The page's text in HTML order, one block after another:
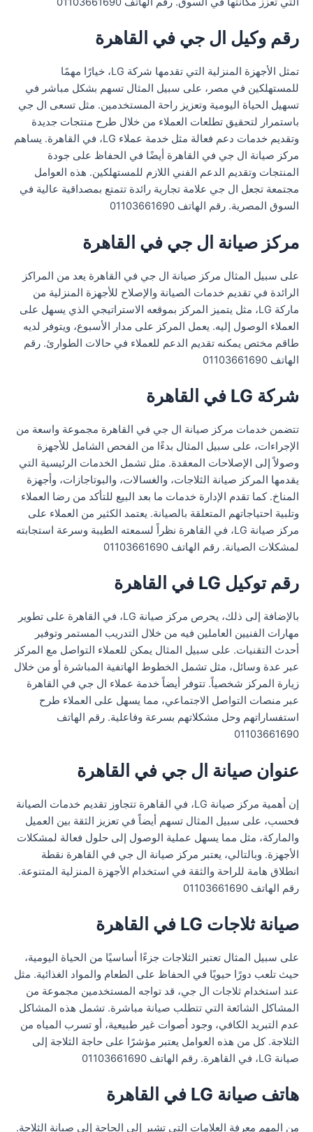
رقم وكيل ال جي في القاهرة
تمثل الأجهزة المنزلية التي تقدمها شركة LG، خيارًا مهمًا
للمستهلكين في مصر، على سبيل المثال تسهم بشكل مباشر في
تسهيل الحياة اليومية وتعزيز راحة المستخدمين. مثل تسعى ال جي
باستمرار لتحقيق تطلعات العملاء من خلال طرح منتجات جديدة
وتقديم خدمات دعم فعالة مثل خدمة عملاء LG، في القاهرة. يساهم
مركز صيانة ال جي في القاهرة أيضًا في الحفاظ على جودة
المنتجات وتقديم الدعم الفني اللازم للمستهلكين. هذه العوامل
مجتمعة تجعل ال جي علامة تجارية رائدة تتمتع بمصداقية عالية في
السوق المصرية. رقم الهاتف 01103661690
مركز صيانة ال جي في القاهرة
على سبيل المثال مركز صيانة ال جي في القاهرة يعد من المراكز
الرائدة في تقديم خدمات الصيانة والإصلاح للأجهزة المنزلية من
ماركة LG، مثل يتميز المركز بموقعه الاستراتيجي الذي يسهل على
العملاء الوصول إليه. يعمل المركز على مدار الأسبوع، ويتوفر لديه
طاقم مختص يمكنه تقديم الدعم للعملاء في حالات الطوارئ. رقم
الهاتف 01103661690
شركة LG في القاهرة
تتضمن خدمات مركز صيانة ال جي في القاهرة مجموعة واسعة من
الإجراءات، على سبيل المثال بدءًا من الفحص الشامل للأجهزة
وصولاً إلى الإصلاحات المعقدة. مثل تشمل الخدمات الرئيسية التي
يقدمها المركز صيانة الثلاجات، والغسالات، والبوتاجازات، وأجهزة
المناخ. كما تقدم الإدارة خدمات ما بعد البيع للتأكد من رضا العملاء
وتلبية احتياجاتهم المتعلقة بالصيانة. يعتمد الكثير من العملاء على
مركز صيانة LG، في القاهرة نظراً لسمعته الطيبة وسرعة استجابته
لمشكلات الصيانة. رقم الهاتف 01103661690
رقم توكيل LG في القاهرة
بالإضافة إلى ذلك، يحرص مركز صيانة LG، في القاهرة على تطوير
مهارات الفنيين العاملين فيه من خلال التدريب المستمر وتوفير
أحدث التقنيات. على سبيل المثال يمكن للعملاء التواصل مع المركز
عبر عدة وسائل، مثل تشمل الخطوط الهاتفية المباشرة أو من خلال
زيارة المركز شخصياً. تتوفر أيضاً خدمة عملاء ال جي في القاهرة
عبر منصات التواصل الاجتماعي، مما يسهل على العملاء طرح
استفساراتهم وحل مشكلاتهم بسرعة وفاعلية. رقم الهاتف
01103661690
عنوان صيانة ال جي في القاهرة
إن أهمية مركز صيانة LG، في القاهرة تتجاوز تقديم خدمات الصيانة
فحسب، على سبيل المثال تسهم أيضاً في تعزيز الثقة بين العميل
والماركة، مثل مما يسهل عملية الوصول إلى حلول فعالة لمشكلات
الأجهزة. وبالتالي، يعتبر مركز صيانة ال جي في القاهرة نقطة
انطلاق هامة للراحة والثقة في استخدام الأجهزة المنزلية المتنوعة.
رقم الهاتف 01103661690
صيانة ثلاجات LG في القاهرة
على سبيل المثال تعتبر الثلاجات جزءًا أساسيًا من الحياة اليومية،
حيث تلعب دورًا حيويًا في الحفاظ على الطعام والمواد الغذائية. مثل
عند استخدام ثلاجات ال جي، قد تواجه المستخدمين مجموعة من
المشاكل الشائعة التي تتطلب صيانة مباشرة. تشمل هذه المشاكل
عدم التبريد الكافي، وجود أصوات غير طبيعية، أو تسرب المياه من
الثلاجة. كل من هذه العوامل يعتبر مؤشرًا على حاجة الثلاجة إلى
صيانة LG، في القاهرة. رقم الهاتف 01103661690
هاتف صيانة LG في القاهرة
من المهم معرفة العلامات التي تشير إلى الحاجة إلى صيانة الثلاجة.